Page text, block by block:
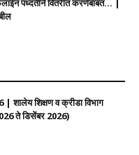
पध्दतीने वितरीत करणेबाबत... |
| शालेय शिक्षण व क्रीडा विभाग
ते डिसेंबर 2026)